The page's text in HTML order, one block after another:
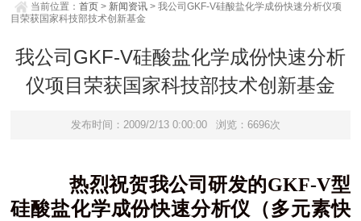
当前位置：首页 > 新闻资讯 > 我公司GKF-V硅酸盐化学成份快速分析仪项
目荣获国家科技部技术创新基金
我公司GKF-V硅酸盐化学成份快速分析
仪项目荣获国家科技部技术创新基金
发布时间：2009/2/13 0:00:00 浏览：6696次
热烈祝贺我公司研发的GKF-V型
硅酸盐化学成份快速分析仪（多元素快